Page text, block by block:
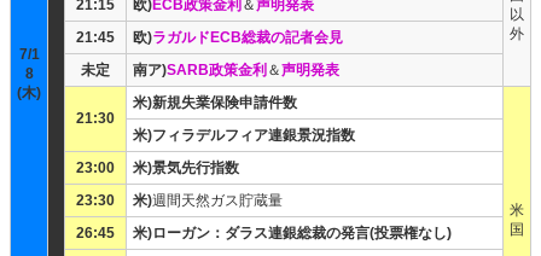
7/1
8
(木)
以
外
21:15
欧)ECB政策金利 ＆声明発表
21:45
欧)ラガルドECB総裁の記者会見
未定
南ア)SARB政策金利 ＆声明発表
21:30
米)新規失業保険申請件数
米
国
米)フィラデルフィア連銀景況指数
23:00
米)景気先行指数
23:30
米)週間天然ガス貯蔵量
26:45
米)ローガン：ダラス連銀総裁の発言(投票権なし)